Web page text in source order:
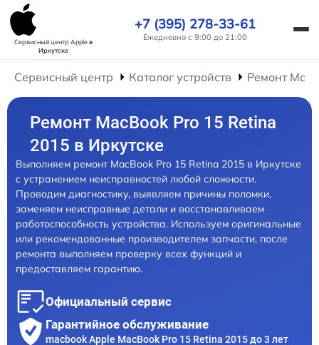
Сервисный центр Appleв
Иркутске
+7 (395) 278-33-61
Ежедневно с 9:00 до 21:00
Сервисный центр Каталог устройств Ремонт
Ремонт MacBook Pro 15 Retina
2015 в Иркутске
Выполняем ремонт MacBook Pro 15 Retina 2015 в Иркутске
с устранением неисправностей любой сложности.
Проводим диагностику, выявляем причины поломки,
заменяем неисправные детали и восстанавливаем
работоспособность устройства. Используем оригинальные
или рекомендованные производителем запчасти, после
ремонта выполняем проверку всех функций и
предоставляем гарантию.
Официальный сервис
Гарантийное обслуживание
macbook Apple MacBook Pro 15 Retina 2015 до 3 лет